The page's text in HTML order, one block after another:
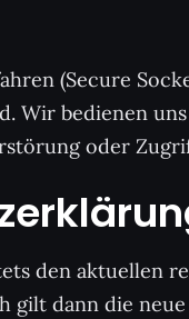
(Secure
Wir bedienen
oder
den aktuellen
gilt dann die